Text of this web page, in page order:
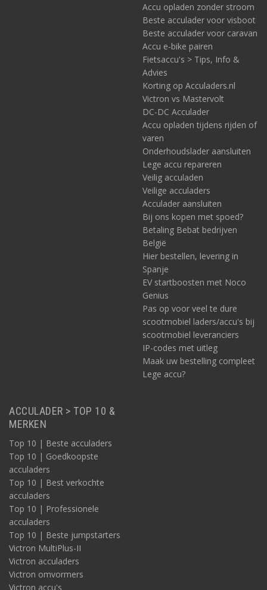
Accu opladen zonder stroom
Beste acculader voor visboot
Beste acculader voor caravan
Accu e-bike pairen
Fietsaccu's > Tips, Info &
Advies
Korting op Acculaders.nl
Victron vs Mastervolt
DC-DC Acculader
Accu opladen tijdens rijden of
varen
Onderhoudslader aansluiten
Lege accu repareren
Veilig acculaden
Veilige acculaders
Acculader aansluiten
Bij ons kopen met spoed?
Betaling Bebat bedrijven
België
Hier bestellen, levering in
Spanje
EV startboosten met Noco
Genius
Pas op voor veel te dure
scootmobiel laders/accu's bij
scootmobiel leveranciers
IP-codes met uitleg
Maak uw bestelling compleet
Lege accu?
ACCULADER > TOP 10 &
MERKEN
Top 10 | Beste acculaders
Top 10 | Goedkoopste
acculaders
Top 10 | Best verkochte
acculaders
Top 10 | Professionele
acculaders
Top 10 | Beste jumpstarters
Victron MultiPlus-II
Victron acculaders
Victron omvormers
Victron accu's